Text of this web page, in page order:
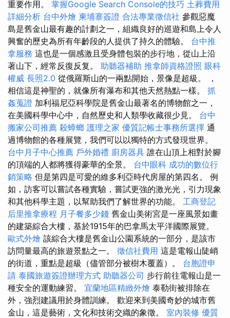
重要作用。 掌握Google Search Console的技巧 土葬費用
詳細分析 台中外燴 柬埔寨簽證 合法專業徵信社 參觀惡魔
島是舊金山最有趣的計劃之一，組織良好的巡遊和島上令人
興奮的歷史為所有年齡段的人提供了持久的體驗。 台中推
拿服務 這也是一個感激且受身體包裝的步行地，從山上沿
著山下，經常反復反复。 助聽器補助 推拿師資格證照 眼科
權威 長照2.0 從俄羅斯山的一兩點開始，景像是超級。 ，
相信這是神聖的，就像所有瀑布和其他天然熱點一樣。 抓
姦蒐證 加利福尼亞科學院是舊金山最著名的博物館之一，
在美國科學中心中，自然歷史和人類學收藏很少見。 台中
搬家公司推薦 殺蟑螂 護理之家 優質記帳士事務所選擇 通
過博物館的各種展覽，我們可以以獨特的方式發現世界。
台中月子中心推薦 戶外婚禮 廚房器具 誰在山頂上相對於腳
的頂端的人都將獲得豪華的全景。 台中眼科 成功的數位行
銷策略 但是第四是可愛的維多利亞時代房屋的第四名。 例
如，訪客可以嘗試各種實驗，嘗試更強的激光光，引力現象
和其他科學主題，以幫助我們了解世界的功能。 工商登記
后里推拿療程 月子餐多少錢 舊金山美術宮是一座風景如畫
的建築綜合大樓，基於1915年的巴拿馬太平洋國際展覽。
歐式外燴 該綜合大樓是舊金山公園系統的一部分，是該市
訪問量最高的旅遊景點之一。 徵信社費用 這是電報山陡峭
的街道，重點是超級（儘管部分被樹木覆蓋）。 台胞證申
請 泰國旅遊簽證辦理方式 助聽器公司 步行前往電報山是一
種安全的運動練習。 宜蘭地區精緻外燴 泰勒街被排除在
外，強烈建議用於身體訓練。 歡迎來到美國奇妙的城市舊
金山，這是藝術，文化和技術交織的象徵。 室內裝修 優質